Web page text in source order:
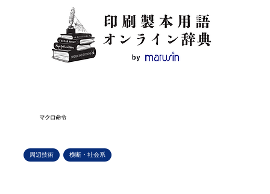
マクロ命令
周辺技術 横断・社会系